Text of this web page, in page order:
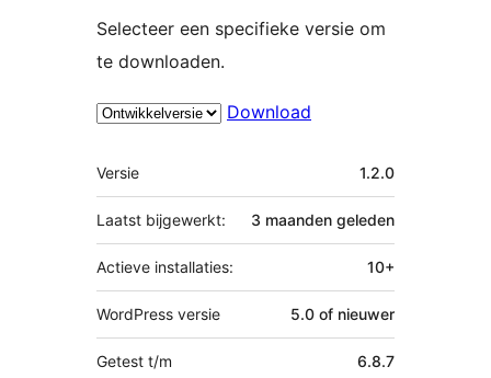
Selecteer een specifieke versie om
te downloaden.
Download
Meta
Versie 1.2.0
Laatst bijgewerkt: 3 maanden geleden
Actieve installaties: 10+
WordPress versie 5.0 of nieuwer
Getest t/m 6.8.7